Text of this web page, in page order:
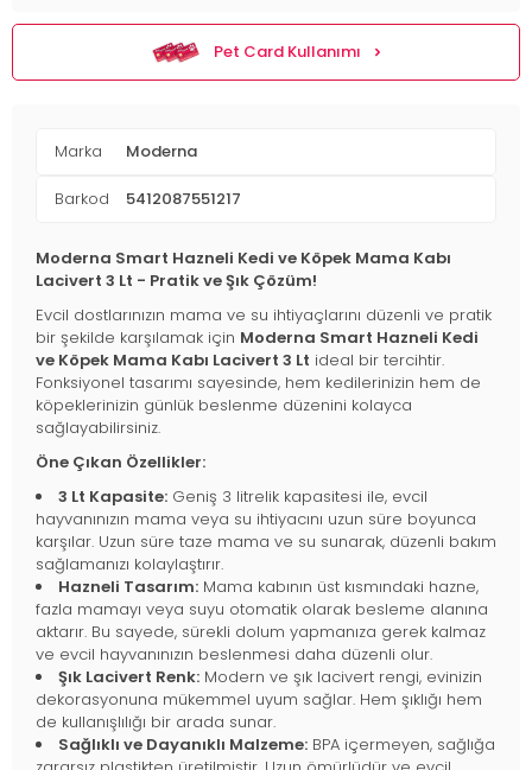
Pet Card Kullanımı
Marka Moderna
Barkod 5412087551217
Moderna Smart Hazneli Kedi ve Köpek Mama Kabı
Lacivert 3 Lt - Pratik ve Şık Çözüm!
Evcil dostlarınızın mama ve su ihtiyaçlarını düzenli ve pratik
bir şekilde karşılamak için Moderna Smart Hazneli Kedi
ve Köpek Mama Kabı Lacivert 3 Lt ideal bir tercihtir.
Fonksiyonel tasarımı sayesinde, hem kedilerinizin hem de
köpeklerinizin günlük beslenme düzenini kolayca
sağlayabilirsiniz.
Öne Çıkan Özellikler:
3 Lt Kapasite: Geniş 3 litrelik kapasitesi ile, evcil
hayvanınızın mama veya su ihtiyacını uzun süre boyunca
karşılar. Uzun süre taze mama ve su sunarak, düzenli bakım
sağlamanızı kolaylaştırır.
Hazneli Tasarım: Mama kabının üst kısmındaki hazne,
fazla mamayı veya suyu otomatik olarak besleme alanına
aktarır. Bu sayede, sürekli dolum yapmanıza gerek kalmaz
ve evcil hayvanınızın beslenmesi daha düzenli olur.
Şık Lacivert Renk: Modern ve şık lacivert rengi, evinizin
dekorasyonuna mükemmel uyum sağlar. Hem şıklığı hem
de kullanışlılığı bir arada sunar.
Sağlıklı ve Dayanıklı Malzeme: BPA içermeyen, sağlığa